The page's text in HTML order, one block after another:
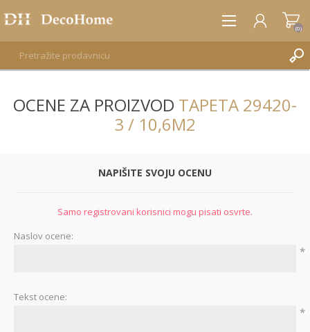
REGISTRUJTE SE
(0)
OCENE ZA PROIZVOD TAPETA 29420-
3 / 10,6M2
NAPIŠITE SVOJU OCENU
Samo registrovani korisnici mogu pisati osvrte.
Naslov ocene:
*
Tekst ocene:
*